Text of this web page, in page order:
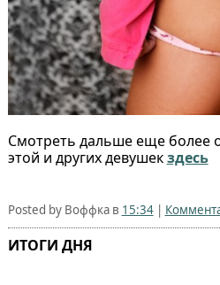
Смотреть дальше еще более
этой и других девушекздесь
Posted by Воффка в 15:34|
ИТОГИ ДНЯ